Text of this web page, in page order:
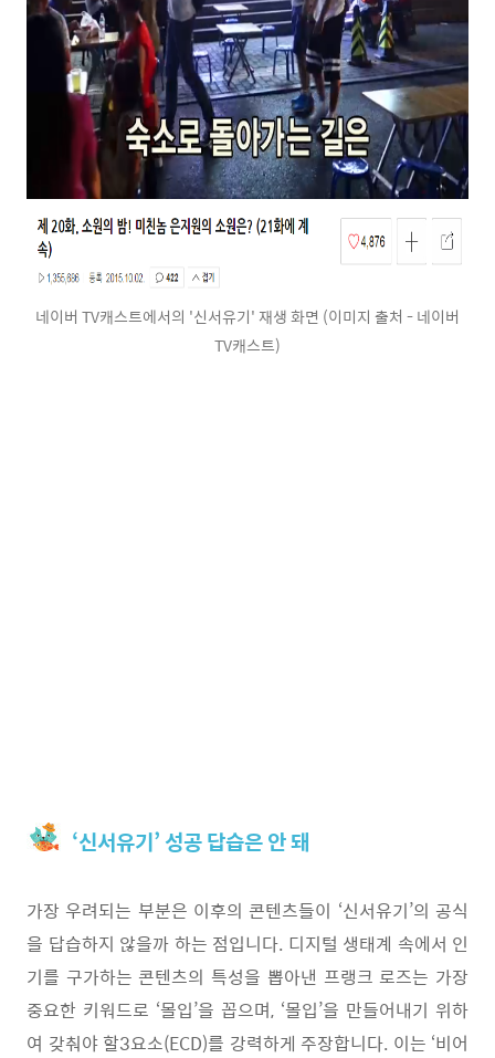
네이버 TV캐스트에서의 '신서유기' 재생 화면 (이미지 출처 - 네이버
TV캐스트)
‘신서유기’ 성공 답습은 안 돼
가장 우려되는 부분은 이후의 콘텐츠들이 ‘신서유기’의 공식
을 답습하지 않을까 하는 점입니다. 디지털 생태계 속에서 인
기를 구가하는 콘텐츠의 특성을 뽑아낸 프랭크 로즈는 가장
중요한 키워드로 ‘몰입’을 꼽으며, ‘몰입’을 만들어내기 위하
여 갖춰야 할3요소(ECD)를 강력하게 주장합니다. 이는 ‘비어